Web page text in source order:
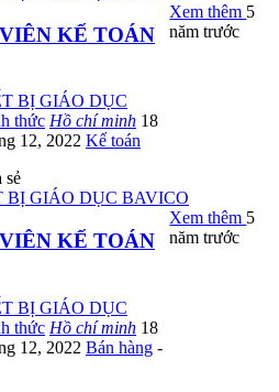
KẾ TOÁN
BỊ GIÁO DỤC
thức Hồ chí minh 18
12, 2022 Kế toán
sẻ
Xem thêm 5
năm trước
KẾ TOÁN
BỊ GIÁO DỤC
thức Hồ chí minh 18
12, 2022 Bán hàng -
Xem thêm 5
năm trước